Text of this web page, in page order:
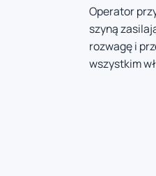
Operator
szyną
rozwagę i
wszystkim